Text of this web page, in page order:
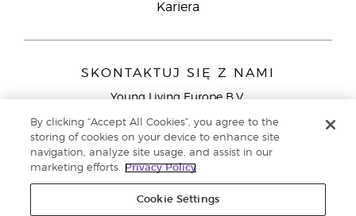
Kariera
SKONTAKTUJ SIĘ Z NAMI
Young Living Europe B.V.
9727 AJ Groningen
Young Living Europe Ltd - Europejska siedziba
główna:+44 (0) 20 3935 9000
By clicking “Accept All Cookies”, you agree to the
storing of cookies on your device to enhance site
navigation, analyze site usage, and assist in our
marketing efforts.
Privacy Policy
Cookie Settings